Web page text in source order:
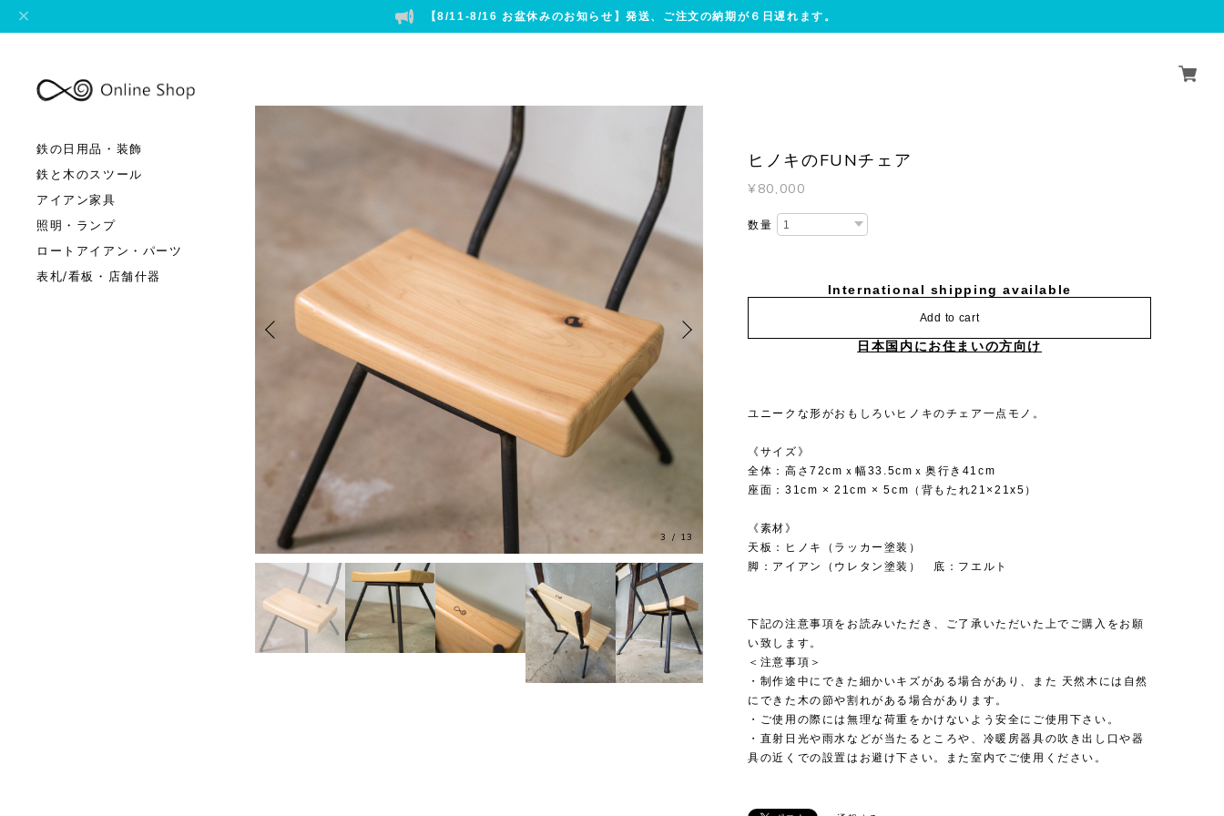
【8/11-8/16 お盆休みのお知らせ】発送、ご注文の納期が６日遅れます。
鉄の日用品・装飾
鉄と木のスツール
アイアン家具
照明・ランプ
ロートアイアン・パーツ
表札/看板・店舗什器
3 / 13
ヒノキのFUNチェア
¥80,000
数量
International shipping available
Add to cart
日本国内にお住まいの方向け
ユニークな形がおもしろいヒノキのチェア一点モノ。
《サイズ》
全体：高さ72cmｘ幅33.5cmｘ奥行き41cm
座面：31cm × 21cm × 5cm（背もたれ21×21x5）
《素材》
天板：ヒノキ（ラッカー塗装）
脚：アイアン（ウレタン塗装） 底：フエルト
下記の注意事項をお読みいただき、ご了承いただいた上でご購入をお願
い致します。
＜注意事項＞
・制作途中にできた細かいキズがある場合があり、また 天然木には自然
にできた木の節や割れがある場合があります。
・ご使用の際には無理な荷重をかけないよう安全にご使用下さい。
・直射日光や雨水などが当たるところや、冷暖房器具の吹き出し口や器
具の近くでの設置はお避け下さい。また室内でご使用ください。